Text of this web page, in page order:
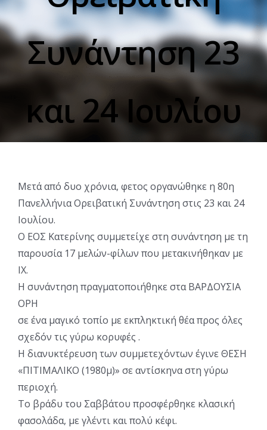
Συνάντηση 23
και 24 Ιουλίου
Μετά από δυο χρόνια, φετος οργανώθηκε η 80η
Πανελλήνια Ορειβατική Συνάντηση στις 23 και 24
Ιουλίου.
Ο ΕΟΣ Κατερίνης συμμετείχε στη συνάντηση με τη
παρουσία 17 μελών-φίλων που μετακινήθηκαν με
ΙΧ.
Η συνάντηση πραγματοποιήθηκε στα ΒΑΡΔΟΥΣΙΑ
ΟΡΗ
σε ένα μαγικό τοπίο με εκπληκτική θέα προς όλες
σχεδόν τις γύρω κορυφές .
Η διανυκτέρευση των συμμετεχόντων έγινε ΘΕΣΗ
«ΠΙΤΙΜΑΛΙΚΟ (1980μ)» σε αντίσκηνα στη γύρω
περιοχή.
Το βράδυ του Σαββάτου προσφέρθηκε κλασική
φασολάδα, με γλέντι και πολύ κέφι.